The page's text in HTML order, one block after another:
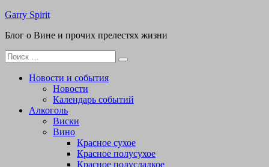
Перейти
содержимому
Garry Spirit
Блог о Вине и прочих прелестях жизни
Поиск
для:
Новости и события
Новости
Календарь событий
Алкоголь
Виски
Вино
Красное сухое
Красное полусухое
Красное полусладкое